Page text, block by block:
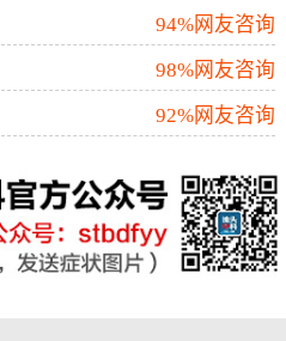
94%网友咨询
98%网友咨询
92%网友咨询